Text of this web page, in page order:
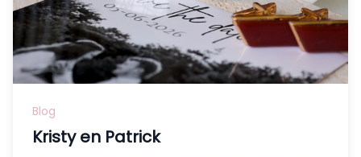
Blog
Kristy en Patrick